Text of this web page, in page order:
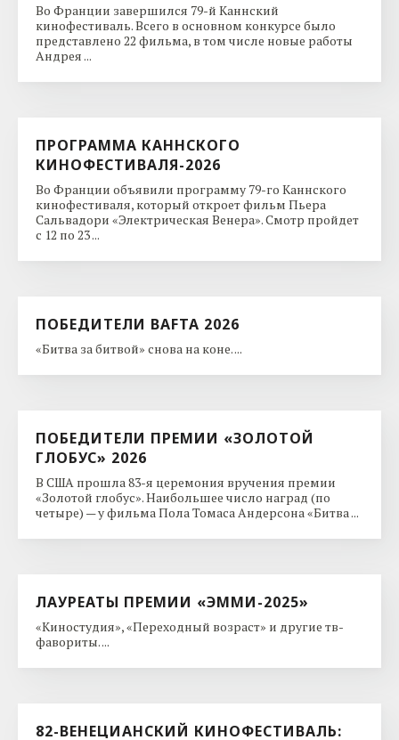
Во Франции завершился 79-й Каннский
кинофестиваль. Всего в основном конкурсе было
представлено 22 фильма, в том числе новые работы
Андрея ...
ПРОГРАММА КАННСКОГО
КИНОФЕСТИВАЛЯ-2026
Во Франции объявили программу 79-го Каннского
кинофестиваля, который откроет фильм Пьера
Сальвадори «Электрическая Венера». Смотр пройдет
с 12 по 23 ...
ПОБЕДИТЕЛИ BAFTA 2026
«Битва за битвой» снова на коне. ...
ПОБЕДИТЕЛИ ПРЕМИИ «ЗОЛОТОЙ
ГЛОБУС» 2026
В США прошла 83-я церемония вручения премии
«Золотой глобус». Наибольшее число наград (по
четыре) — у фильма Пола Томаса Андерсона «Битва ...
ЛАУРЕАТЫ ПРЕМИИ «ЭММИ-2025»
«Киностудия», «Переходный возраст» и другие тв-
фавориты. ...
82-ВЕНЕЦИАНСКИЙ КИНОФЕСТИВАЛЬ: